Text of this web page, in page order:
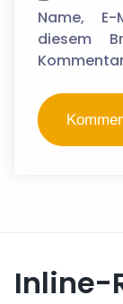
Name,
diesem
Inline-